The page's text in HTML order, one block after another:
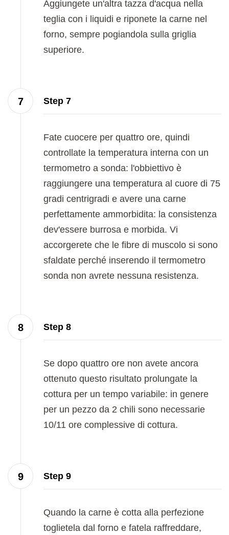
Aggiungete un'altra tazza d'acqua nella
teglia con i liquidi e riponete la carne nel
forno, sempre pogiandola sulla griglia
superiore.
Step 7
Fate cuocere per quattro ore, quindi
controllate la temperatura interna con un
termometro a sonda: l'obbiettivo è
raggiungere una temperatura al cuore di 75
gradi centrigradi e avere una carne
perfettamente ammorbidita: la consistenza
dev'essere burrosa e morbida. Vi
accorgerete che le fibre di muscolo si sono
sfaldate perché inserendo il termometro
sonda non avrete nessuna resistenza.
Step 8
Se dopo quattro ore non avete ancora
ottenuto questo risultato prolungate la
cottura per un tempo variabile: in genere
per un pezzo da 2 chili sono necessarie
10/11 ore complessive di cottura.
Step 9
Quando la carne è cotta alla perfezione
toglietela dal forno e fatela raffreddare,